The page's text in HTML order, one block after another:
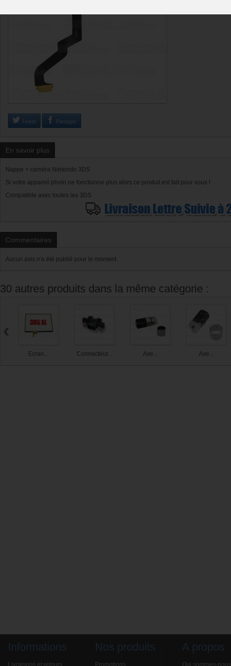
Tweet Partager
En savoir plus
Nappe + caméra Nintendo 3DS
Si votre appareil photo ne fonctionne plus alors ce produit est fait pour vous !
Compatible avec toutes les 3DS
Commentaires
Aucun avis n'a été publié pour le moment.
30 autres produits dans la même catégorie :
Ecran... Connecteur... Axe... Axe...
‹
Informations
Livraisons et retours
Nos produits
Promotions
A propos
Qui sommes-nous